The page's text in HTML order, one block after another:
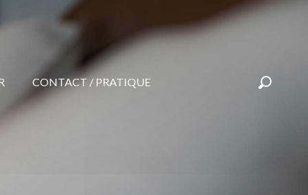
CONTACT / PRATIQUE